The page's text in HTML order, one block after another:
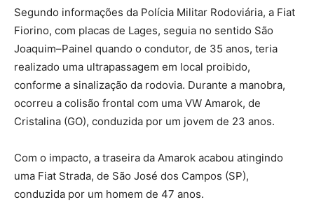
Segundo informações da Polícia Militar Rodoviária, a Fiat
Fiorino, com placas de Lages, seguia no sentido São
Joaquim–Painel quando o condutor, de 35 anos, teria
realizado uma ultrapassagem em local proibido,
conforme a sinalização da rodovia. Durante a manobra,
ocorreu a colisão frontal com uma VW Amarok, de
Cristalina (GO), conduzida por um jovem de 23 anos.
Com o impacto, a traseira da Amarok acabou atingindo
uma Fiat Strada, de São José dos Campos (SP),
conduzida por um homem de 47 anos.